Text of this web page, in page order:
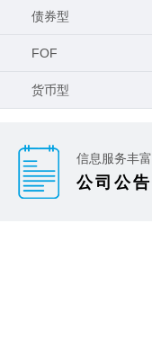
债券型
FOF
货币型
信息服务丰富
公司公告